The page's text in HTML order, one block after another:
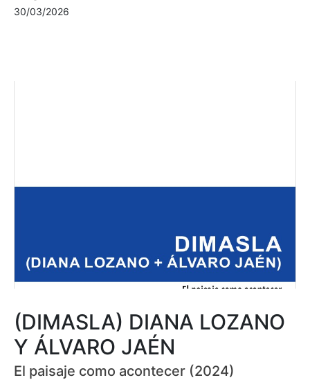
30/03/2026
(DIMASLA) DIANA LOZANO
Y ÁLVARO JAÉN
El paisaje como acontecer (2024)